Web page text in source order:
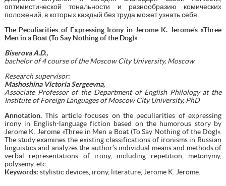
оптимистической тональности и разнообразию комических
положений, в которых каждый без труда может узнать себя.
The Peculiarities of Expressing Irony in Jerome K. Jerome’s «Three
Men in a Boat (To Say Nothing of the Dog)»
Biserova A.D.,
bachelor of 4 course of the Moscow City University, Moscow
Research supervisor:
Mashoshina Victoria Sergeevna,
Associate Professor of the Department of English Philology at the
Institute of Foreign Languages of Moscow City University, PhD
Аnnotation.This article focuses on the peculiarities of expressing
irony in English-language fiction based on the humorous story by
Jerome K. Jerome «Three in Men a Boat (To Say Nothing of the Dog)».
The study examines the existing classifications of ironisms in Russian
linguistics and analyzes the author’s individual means and methods of
verbal representations of irony, including repetition, metonymy,
polysemy, etc.
Keywords: stylistic devices, irony, literature, Jerome K. Jerome.